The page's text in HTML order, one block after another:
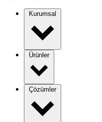
Kurumsal
Ürünler
Çözümler